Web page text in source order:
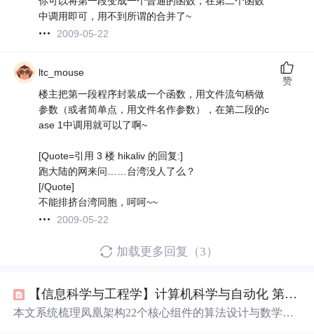
中调用即可，用不到所谓的合并了~
2009-05-22
ltc_mouse
楼主把第一段程序封装成一个函数，用文件流句柄做
参数（或者简单点，用文件名作参数），在第二段的c
ase 1中调用就可以了啊~
[Quote=引用 3 楼 hikaliv 的回复:]
跑大陆的网来问……台湾没人了么？
[/Quote]
不能排挤台湾同胞，呵呵~~
2009-05-22
赞
加载更多回复（3）
【信息科学与工程学】计算机科学与自动化 第二百三十三篇 凤凰架构01
本文系统梳理凤凰架构22个核心组件的算法设计与数学基